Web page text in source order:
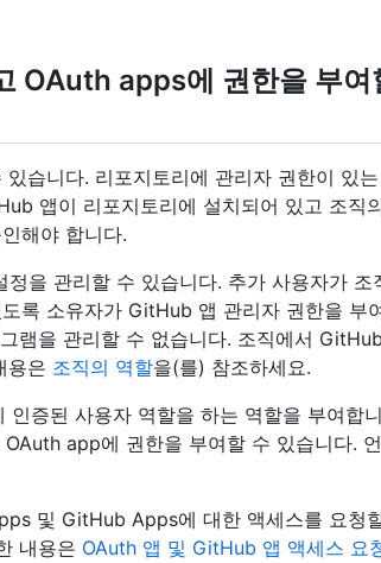
OAuth apps에 권한을 부여
습니다. 리포지토리에 관리자 권한이 있는
앱이 리포지토리에 설치되어 있고 조직
해야 합니다.
을 관리할 수 있습니다. 추가 사용자가 조
록 소유자가 GitHub 앱 관리자 권한을 부
램을 관리할 수 없습니다. 조직에서 GitHub
용은 조직의 역할을(를) 참조하세요.
증된 사용자 역할을 하는 역할을 부여합니
app에 권한을 부여할 수 있습니다.
및 GitHub Apps에 대한 액세스를 요청
내용은 OAuth 앱 및 GitHub 앱 액세스 요